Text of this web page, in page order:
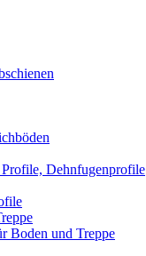
Dehnfugenprofile
Boden und Treppe